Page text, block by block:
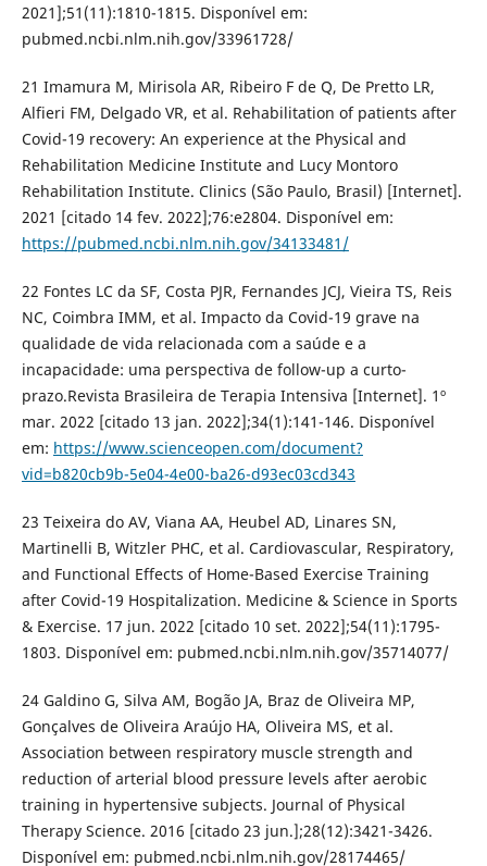
2021];51(11):1810-1815. Disponível em:
pubmed.ncbi.nlm.nih.gov/33961728/
21 Imamura M, Mirisola AR, Ribeiro F de Q, De Pretto LR,
Alfieri FM, Delgado VR, et al. Rehabilitation of patients after
Covid-19 recovery: An experience at the Physical and
Rehabilitation Medicine Institute and Lucy Montoro
Rehabilitation Institute. Clinics (São Paulo, Brasil) [Internet].
2021 [citado 14 fev. 2022];76:e2804. Disponível em:
https://pubmed.ncbi.nlm.nih.gov/34133481/
22 Fontes LC da SF, Costa PJR, Fernandes JCJ, Vieira TS, Reis
NC, Coimbra IMM, et al. Impacto da Covid-19 grave na
qualidade de vida relacionada com a saúde e a
incapacidade: uma perspectiva de follow-up a curto-
prazo.Revista Brasileira de Terapia Intensiva [Internet]. 1º
mar. 2022 [citado 13 jan. 2022];34(1):141-146. Disponível
em: https://www.scienceopen.com/document?
vid=b820cb9b-5e04-4e00-ba26-d93ec03cd343
23 Teixeira do AV, Viana AA, Heubel AD, Linares SN,
Martinelli B, Witzler PHC, et al. Cardiovascular, Respiratory,
and Functional Effects of Home-Based Exercise Training
after Covid-19 Hospitalization. Medicine & Science in Sports
& Exercise. 17 jun. 2022 [citado 10 set. 2022];54(11):1795-
1803. Disponível em: pubmed.ncbi.nlm.nih.gov/35714077/
24 Galdino G, Silva AM, Bogão JA, Braz de Oliveira MP,
Gonçalves de Oliveira Araújo HA, Oliveira MS, et al.
Association between respiratory muscle strength and
reduction of arterial blood pressure levels after aerobic
training in hypertensive subjects. Journal of Physical
Therapy Science. 2016 [citado 23 jun.];28(12):3421-3426.
Disponível em: pubmed.ncbi.nlm.nih.gov/28174465/